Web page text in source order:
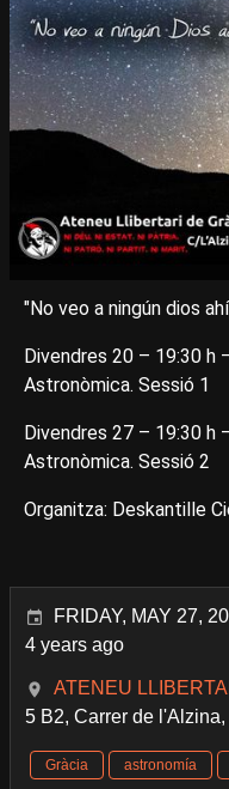
"No veo a ningún dios
Divendres 20 – 19:30 h
Astronòmica. Sessió 1
Divendres 27 – 19:30 h
Astronòmica. Sessió 2
Organitza: Deskantille
FRIDAY, MAY 27,
4 years ago
ATENEU
5 B2, Carrer de
Gràcia astronomía